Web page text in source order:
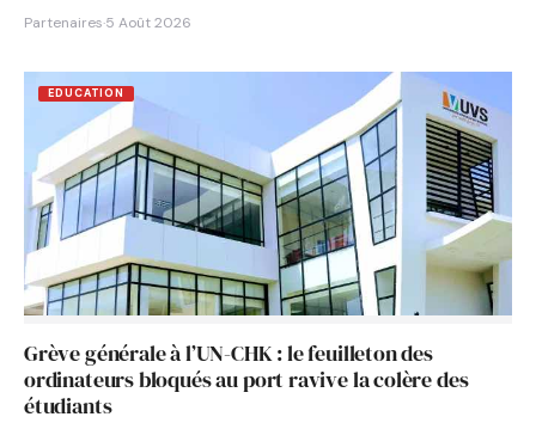
Partenaires·5 Août 2026
EDUCATION
Grève générale à l’UN-CHK : le feuilleton des
ordinateurs bloqués au port ravive la colère des
étudiants